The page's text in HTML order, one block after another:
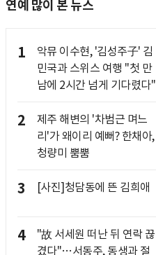
연예 많이 본 뉴스
1
악뮤 이수현, '김성주子' 김
민국과 스위스 여행 "첫 만
남에 2시간 넘게 기다렸다"
2
제주 해변의 '차범근 며느
리'가 왜이리 예뻐? 한채아,
청량미 뿜뿜
3 [사진]청담동에 뜬 김희애
4
"故 서세원 떠난 뒤 연락 끊
겼다"…서동주, 동생과 절